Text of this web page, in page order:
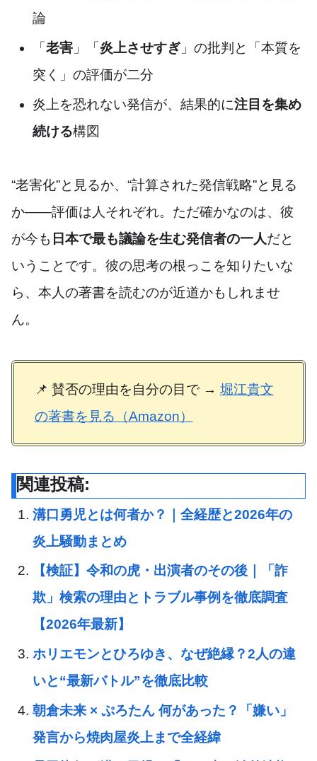
論
「 老害」「 炎上させすぎ」の批判と「本質を
突く」の評価が二分
炎上を恐れない発信が、結果的に注目を集め
続ける構図
“老害化”と見るか、“計算された発信戦略”と見る
か――評価は人それぞれ。ただ確かなのは、彼
が今も 日本で最も議論を生む発信者の一人だと
いうことです。彼の思考の根っこを知りたいな
ら、本人の著書を読むのが近道かもしれませ
ん。
📌 賛否の理由を自分の目で → 堀江貴文
の著書を見る（Amazon）
関連投稿:
溝口勇児とは何者か？｜全経歴と2026年の
炎上騒動まとめ
【検証】令和の虎・出演者のその後｜「詐
欺」検索の理由とトラブル事例を徹底調査
【2026年最新】
ホリエモンとひろゆき、なぜ絶縁？2人の違
いと“最新バトル”を徹底比較
朝倉未来 × ぷろたん 何があった？「嫌い」
発言から焼肉屋炎上まで全経緯